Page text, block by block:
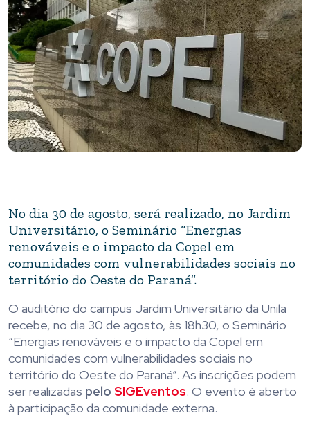
No dia 30 de agosto, será realizado, no Jardim
Universitário, o Seminário “Energias
renováveis e o impacto da Copel em
comunidades com vulnerabilidades sociais no
território do Oeste do Paraná”.
O auditório do campus Jardim Universitário da Unila
recebe, no dia 30 de agosto, às 18h30, o Seminário
“Energias renováveis e o impacto da Copel em
comunidades com vulnerabilidades sociais no
território do Oeste do Paraná”. As inscrições podem
ser realizadas pelo SIGEventos. O evento é aberto
à participação da comunidade externa.